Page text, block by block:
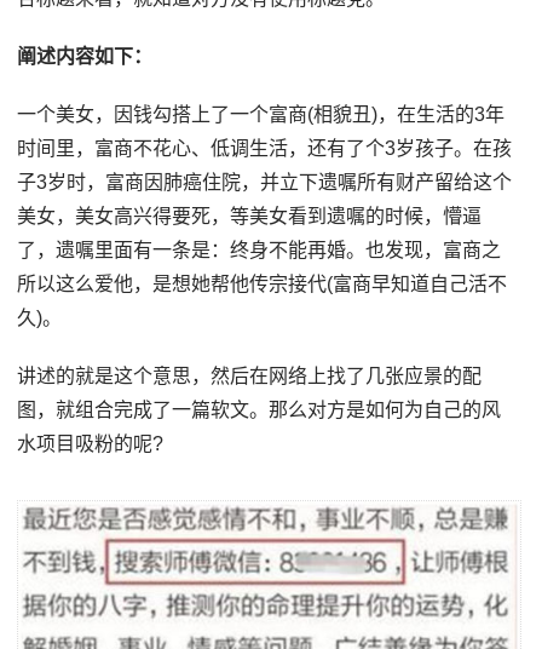
阐述内容如下：
一个美女，因钱勾搭上了一个富商(相貌丑)，在生活的3年
时间里，富商不花心、低调生活，还有了个3岁孩子。在孩
子3岁时，富商因肺癌住院，并立下遗嘱所有财产留给这个
美女，美女高兴得要死，等美女看到遗嘱的时候，懵逼
了，遗嘱里面有一条是：终身不能再婚。也发现，富商之
所以这么爱他，是想她帮他传宗接代(富商早知道自己活不
久)。
讲述的就是这个意思，然后在网络上找了几张应景的配
图，就组合完成了一篇软文。那么对方是如何为自己的风
水项目吸粉的呢?